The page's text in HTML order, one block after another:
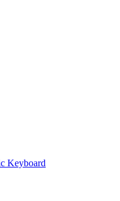
Keyboard